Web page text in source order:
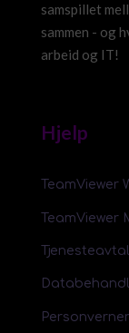
samspillet
sammen - og
arbeid og IT!
Hjelp
TeamViewer
TeamViewer